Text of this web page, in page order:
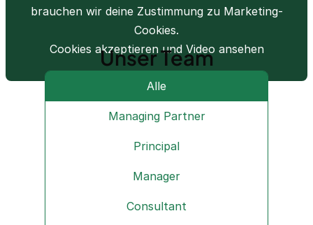
brauchen wir deine Zustimmung zu Marketing-
Cookies.
Cookies akzeptieren und Video ansehen
Unser Team
Alle
Managing Partner
Principal
Manager
Consultant